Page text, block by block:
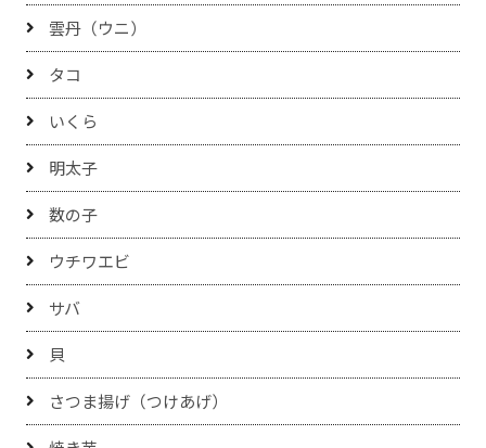
雲丹（ウニ）
タコ
いくら
明太子
数の子
ウチワエビ
サバ
貝
さつま揚げ（つけあげ）